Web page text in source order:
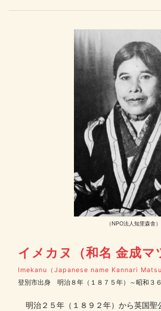
（NPO法人知里森舎）
イメカヌ（和名 金成マ
Imekanu（Japanese name Kannari Matsu
登別市出身 明治８年（１８７５年）～昭和３６
明治２５年（１８９２年）から英国聖